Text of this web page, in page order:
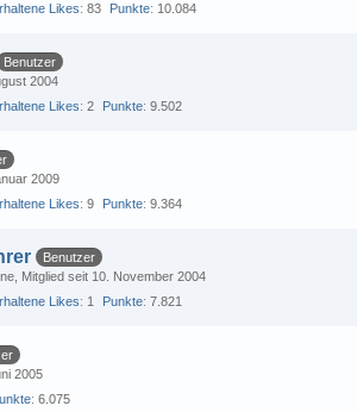
Likes 83 Punkte 10.084
Benutzer
2004
Likes 2 Punkte 9.502
2009
Likes 9 Punkte 9.364
Benutzer
Mitglied seit 10. November 2004
Likes 1 Punkte 7.821
2005
6.075